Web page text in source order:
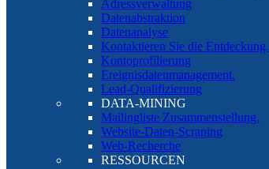
Adressverwaltung
Datenabstraktion
Datenanalyse
Kontaktieren Sie die Entdeckung.
Kontoprofilierung
Ereignisdatenmanagement.
Lead-Qualifizierung
DATA-MINING
Mailingliste Zusammenstellung.
Website-Daten-Scraping
Web-Recherche
RESSOURCEN